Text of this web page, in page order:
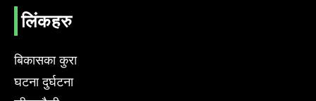
लिंकहरु
बिकासका कुरा
घटना दुर्घटना